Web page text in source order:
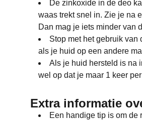
De zinkoxide in de deo
waas trekt snel in. Zie je na
Dan mag je iets minder van
Stop met het gebruik van
als je huid op een andere
Als je huid hersteld is na
wel op dat je maar 1 keer
Extra informatie
Een handige tip is om de